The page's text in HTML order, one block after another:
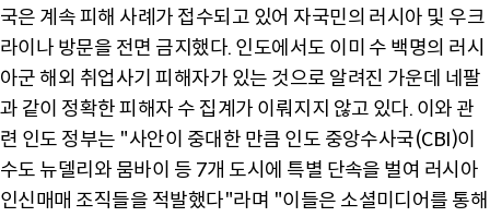
국은 계속 피해 사례가 접수되고 있어 자국민의 러시아 및 우크
라이나 방문을 전면 금지했다. 인도에서도 이미 수 백명의 러시
아군 해외 취업사기 피해자가 있는 것으로 알려진 가운데 네팔
과 같이 정확한 피해자 수 집계가 이뤄지지 않고 있다. 이와 관
련 인도 정부는 "사안이 중대한 만큼 인도 중앙수사국(CBI)이
수도 뉴델리와 뭄바이 등 7개 도시에 특별 단속을 벌여 러시아
인신매매 조직들을 적발했다"라며 "이들은 소셜미디어를 통해